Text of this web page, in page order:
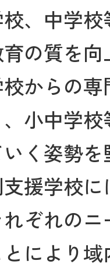
、中学
の質を
からの
小中学
く姿勢
援学校
ぞれの
により